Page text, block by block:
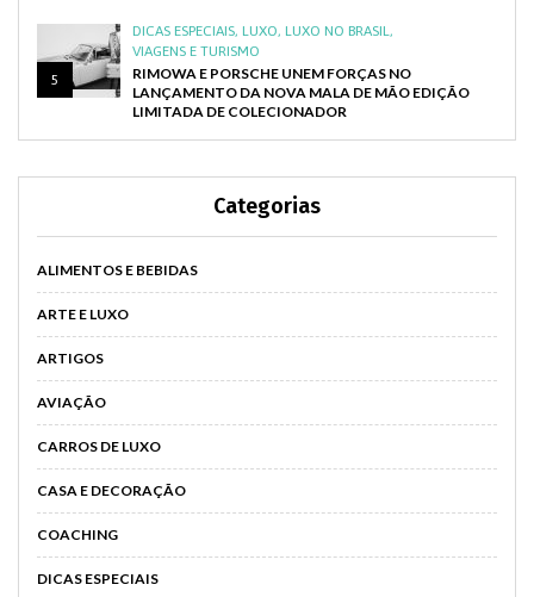
5
DICAS ESPECIAIS, LUXO, LUXO NO BRASIL ,
VIAGENS E TURISMO
RIMOWA E PORSCHE UNEM FORÇAS NO
LANÇAMENTO DA NOVA MALA DE MÃO EDIÇÃO
LIMITADA DE COLECIONADOR
Categorias
ALIMENTOS E BEBIDAS
ARTE E LUXO
ARTIGOS
AVIAÇÃO
CARROS DE LUXO
CASA E DECORAÇÃO
COACHING
DICAS ESPECIAIS